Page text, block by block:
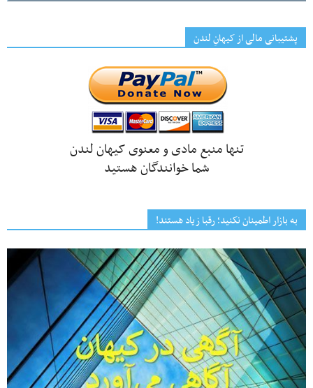
پشتیبانی مالی از کیهانِ لندن
تنها منبع مادی و معنوی کیهان لندن
شما خوانندگان هستید
به بازار اطمینان نکنید؛ رقبا زیاد هستند!